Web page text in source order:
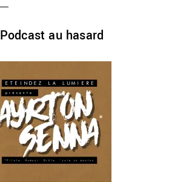
Podcast au hasard